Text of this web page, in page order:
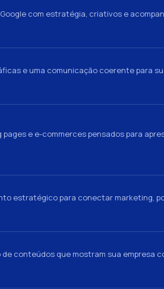
com estratégia, criativos e
e uma comunicação coerente para
e e-commerces pensados para
estratégico para conectar marketing,
conteúdos que mostram sua empresa